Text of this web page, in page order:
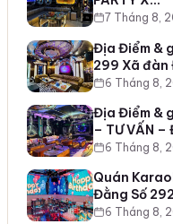
7 Tháng 8,
Địa Điểm &
299 Xã
6 Tháng 8,
Địa Điểm &
– TƯ VẤN –
6 Tháng 8,
Quán
Đằng Số
6 Tháng 8,